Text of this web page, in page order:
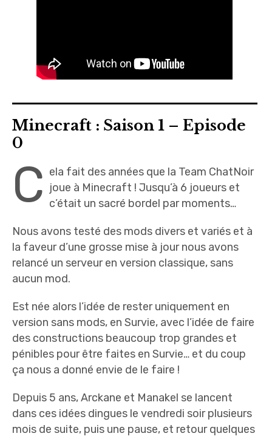
Minecraft : Saison 1 – Episode
0
C ela fait des années que la Team ChatNoir
joue à Minecraft ! Jusqu’à 6 joueurs et
c’était un sacré bordel par moments…
Nous avons testé des mods divers et variés et à
la faveur d’une grosse mise à jour nous avons
relancé un serveur en version classique, sans
aucun mod.
Est née alors l’idée de rester uniquement en
version sans mods, en Survie, avec l’idée de faire
des constructions beaucoup trop grandes et
pénibles pour être faites en Survie… et du coup
ça nous a donné envie de le faire !
Depuis 5 ans, Arckane et Manakel se lancent
dans ces idées dingues le vendredi soir plusieurs
mois de suite, puis une pause, et retour quelques